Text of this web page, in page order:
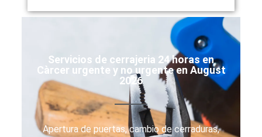
Servicios de cerrajeria 24 horas en
Càrcer urgente y no urgente en August
2026
Apertura de puertas, cambio de cerraduras,